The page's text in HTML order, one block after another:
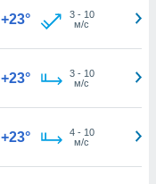
+23° 3- 10
м/с
+23° 3- 10
м/с
+23° 4- 10
м/с